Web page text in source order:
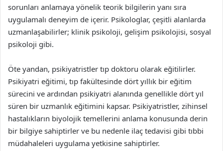
sorunları anlamaya yönelik teorik bilgilerin yanı sıra
uygulamalı deneyim de içerir. Psikologlar, çeşitli alanlarda
uzmanlaşabilirler; klinik psikoloji, gelişim psikolojisi, sosyal
psikoloji gibi.
Öte yandan, psikiyatristler tıp doktoru olarak eğitilirler.
Psikiyatri eğitimi, tıp fakültesinde dört yıllık bir eğitim
sürecini ve ardından psikiyatri alanında genellikle dört yıl
süren bir uzmanlık eğitimini kapsar. Psikiyatristler, zihinsel
hastalıkların biyolojik temellerini anlama konusunda derin
bir bilgiye sahiptirler ve bu nedenle ilaç tedavisi gibi tıbbi
müdahaleleri uygulama yetkisine sahiptirler.